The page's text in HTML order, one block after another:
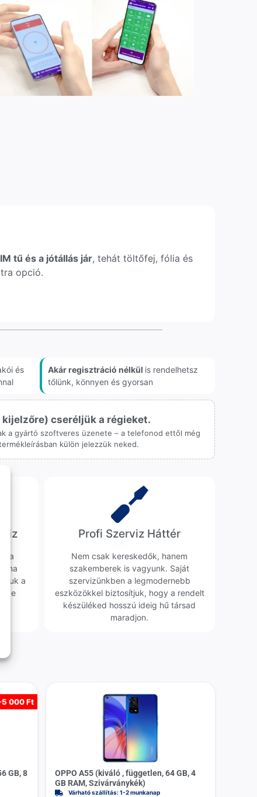
tű és a jótállás jár, tehát töltőfej, fólia és
opció.
és
Akár regisztráció nélkül is rendelhetsz
tőlünk, könnyen és gyorsan
cseréljük a régieket.
a gyártó szoftveres üzenete – a telefonod ettől még
külön jelezzük neked.
a
a
Profi Szerviz Háttér
Nem csak kereskedők, hanem
szakemberek is vagyunk. Saját
szervizünkben a legmodernebb
eszközökkel biztosítjuk, hogy a rendelt
készüléked hosszú ideig hű társad
maradjon.
5 000 Ft
GB, 8
OPPO A55 (kiváló , független, 64 GB, 4
GB RAM, Szivárványkék)
Várható szállítás: 1-2 munkanap